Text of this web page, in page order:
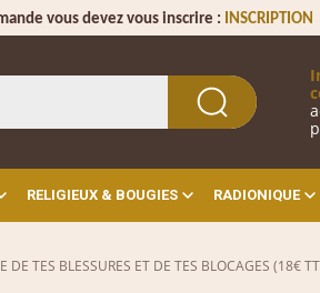
vous devez vous inscrire : INSCRIPTION
RELIGIEUX & BOUGIES RADIONIQUE
DE TES BLESSURES ET DE TES BLOCAGES (18€